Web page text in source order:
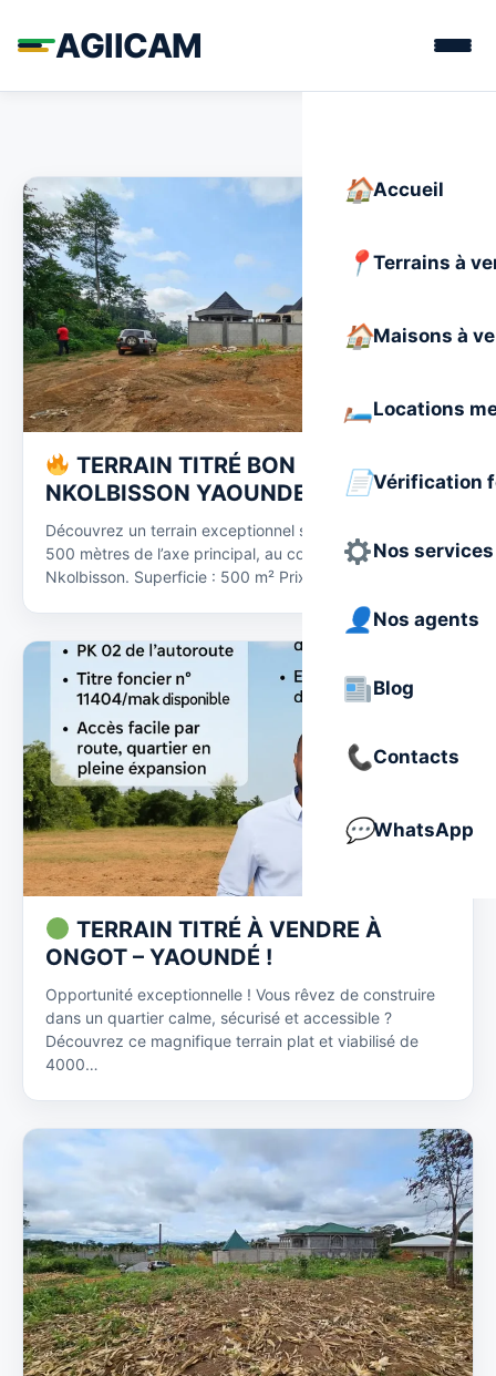
AGIICAM
Accueil
Terrains à
Maisons à
Locations
Vérification
Nos services
Nos agents
Blog
Contacts
WhatsApp
TERRAIN TITRÉ BON PRIX À
NKOLBISSON YAOUNDE
Découvrez un terrain exceptionnel situé à seulement
500 mètres de l’axe principal, au cœur du quartier de
Nkolbisson. Superficie : 500 m² Prix :…
TERRAIN TITRÉ À VENDRE À
ONGOT – YAOUNDÉ !
Opportunité exceptionnelle ! Vous rêvez de construire
dans un quartier calme, sécurisé et accessible ?
Découvrez ce magnifique terrain plat et viabilisé de
4000…